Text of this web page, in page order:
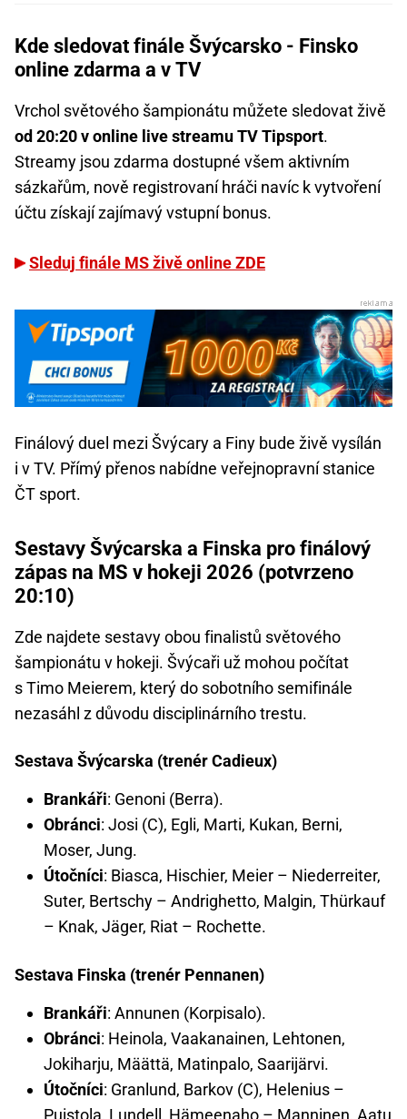
Kde sledovat finále Švýcarsko - Finsko
online zdarma a v TV
Vrchol světového šampionátu můžete sledovat živě
od 20:20 v online live streamu TV Tipsport.
Streamy jsou zdarma dostupné všem aktivním
sázkařům, nově registrovaní hráči navíc k vytvoření
účtu získají zajímavý vstupní bonus.
Sleduj finále MS živě online ZDE
Finálový duel mezi Švýcary a Finy bude živě vysílán
i v TV. Přímý přenos nabídne veřejnopravní stanice
ČT sport.
Sestavy Švýcarska a Finska pro finálový
zápas na MS v hokeji 2026 (potvrzeno
20:10)
Zde najdete sestavy obou finalistů světového
šampionátu v hokeji. Švýcaři už mohou počítat
s Timo Meierem, který do sobotního semifinále
nezasáhl z důvodu disciplinárního trestu.
Sestava Švýcarska (trenér Cadieux)
Brankáři: Genoni (Berra).
Obránci: Josi (C), Egli, Marti, Kukan, Berni,
Moser, Jung.
Útočníci: Biasca, Hischier, Meier – Niederreiter,
Suter, Bertschy – Andrighetto, Malgin, Thürkauf
– Knak, Jäger, Riat – Rochette.
Sestava Finska (trenér Pennanen)
Brankáři: Annunen (Korpisalo).
Obránci: Heinola, Vaakanainen, Lehtonen,
Jokiharju, Määttä, Matinpalo, Saarijärvi.
Útočníci: Granlund, Barkov (C), Helenius –
Puistola, Lundell, Hämeenaho – Manninen, Aatu